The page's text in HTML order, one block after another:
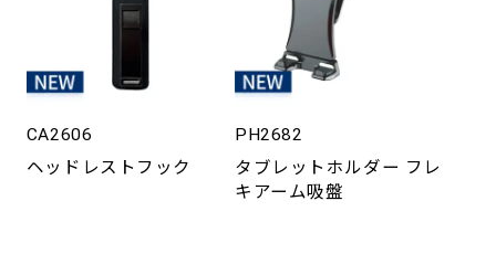
CA2606
ヘッドレストフック
PH2682
タブレットホルダー フレ
キアーム吸盤